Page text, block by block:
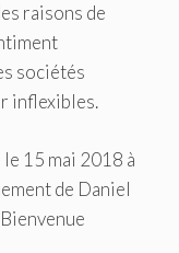
raisons de
sociétés
inflexibles.